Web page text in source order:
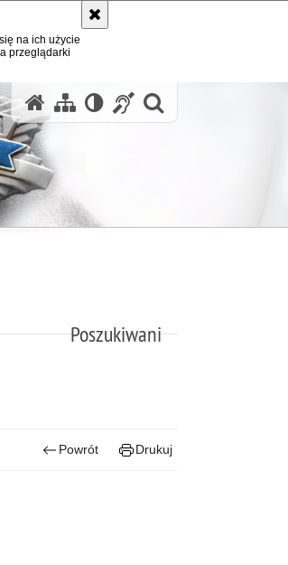
na ich użycie
przeglądarki
Poszukiwani
Powrót Drukuj